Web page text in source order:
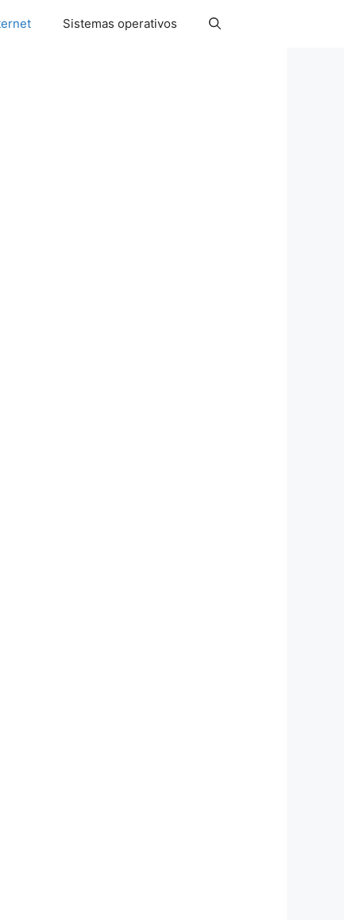
Sistemas operativos